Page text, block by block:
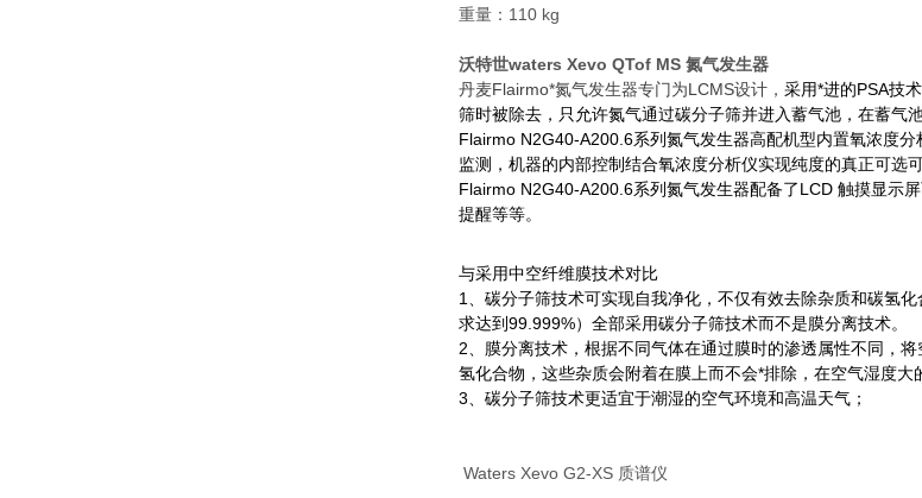
重量：110 kg
沃特世waters Xevo QTof MS 氮气发生器
丹麦Flairmo*氮气发生器专门为LCMS设计， 采用*进的PSA技
筛时被除去，只允许氮气通过碳分子筛并进入蓄气池，在蓄气
Flairmo N2G40-A200.6系列氮气发生器高配机型内置氧浓度
监测，机器的内部控制结合氧浓度分析仪实现纯度的真正可选
Flairmo N2G40-A200.6系列氮气发生器配备了LCD 触摸显示
提醒等等。
与采用中空纤维膜技术对比
1、碳分子筛技术可实现自我净化，不仅有效去除杂质和碳氢
求达到99.999%）全部采用碳分子筛技术而不是膜分离技术。
2、膜分离技术，根据不同气体在通过膜时的渗透属性不同，
氢化合物，这些杂质会附着在膜上而不会*排除，在空气湿度
3、碳分子筛技术更适宜于潮湿的空气环境和高温天气；
Waters Xevo G2-XS 质谱仪